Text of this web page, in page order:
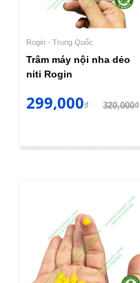
Rogin - Trung Quốc
Trâm máy nội nha dẻo
niti Rogin
299,000₫ 320,000₫